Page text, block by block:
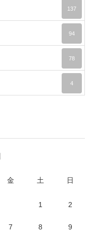
137
94
78
4
金 土 日
1 2
7 8 9